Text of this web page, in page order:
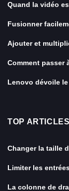
Quand la vidéo
Fusionner
Ajouter et
Comment passer
Lenovo dévoile
TOP ARTICLES
Changer la taille
Limiter les
La colonne de